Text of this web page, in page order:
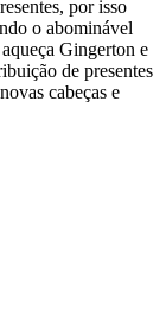
por isso
o abominável
Gingerton e
de presentes
cabeças e